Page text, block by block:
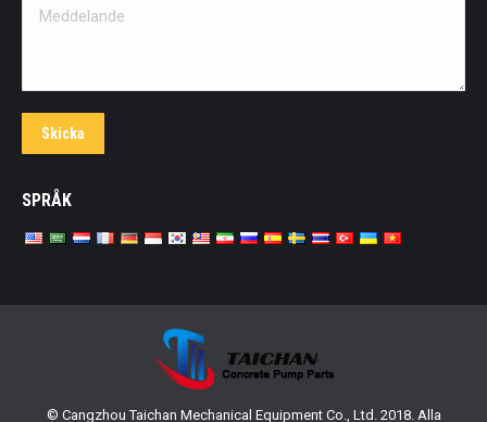
Meddelande
Skicka
SPRÅK
© Cangzhou Taichan Mechanical Equipment Co., Ltd. 2018. Alla